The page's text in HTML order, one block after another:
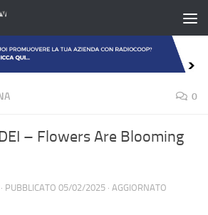
0
– Flowers Are Blooming
· PUBBLICATO 05/02/2025 · AGGIORNATO